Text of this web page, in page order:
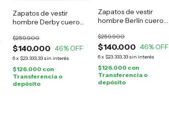
Zapatos de vestir
hombre Derby cuero
$140.000
$259.900
46% OFF
6x $23.333,33 sin interés
$126.000 con
Transferencia o
depósito
Zapatos de vestir
hombre Berlín cuero
$140.000
$259.900
46% OFF
6x $23.333,33 sin interés
$126.000 con
Transferencia o
depósito